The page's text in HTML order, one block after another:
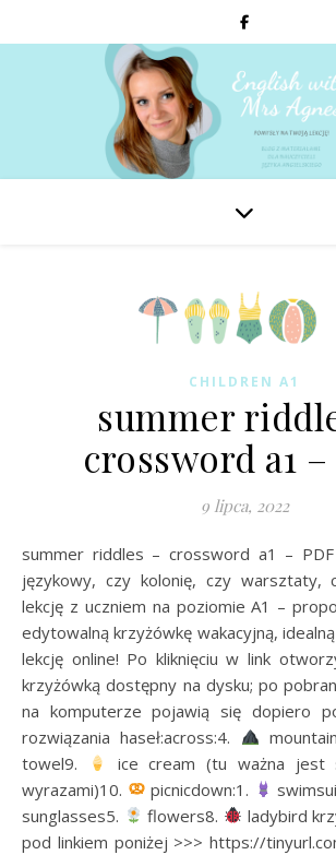
CHILDREN A1
summer
crossword a1 –
9 lipca, 2022
summer riddles – crossword a1 – PDF Czy to na obóz
językowy, czy kolonię, czy warsztaty,
lekcję z uczniem na poziomie A1 –
edytowalną krzyżówkę wakacyjną,
lekcję online! Po kliknięciu w link
krzyżówką dostępny na dysku; po
na komputerze pojawią się dopiero
rozwiązania haseł:across:4.
towel9.
ice cream (tu ważna jest
wyrazami)10.
picnicdown:1.
sunglasses5.
flowers8.
ladybird
pod linkiem poniżej >>> https://